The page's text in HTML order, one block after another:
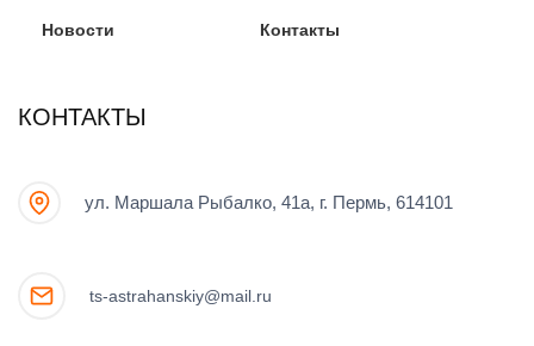
Новости Контакты
КОНТАКТЫ
ул. Маршала Рыбалко, 41а, г. Пермь, 614101
ts-astrahanskiy@mail.ru